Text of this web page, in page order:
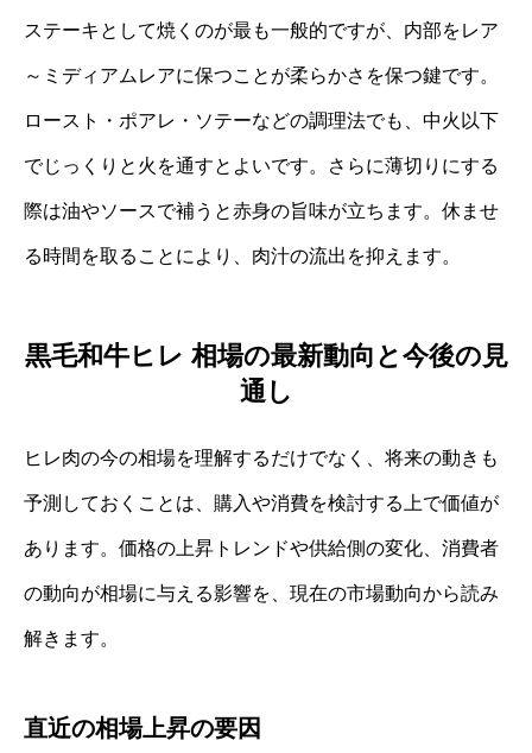
ステーキとして焼くのが最も一般的ですが、内部をレア
～ミディアムレアに保つことが柔らかさを保つ鍵です。
ロースト・ポアレ・ソテーなどの調理法でも、中火以下
でじっくりと火を通すとよいです。さらに薄切りにする
際は油やソースで補うと赤身の旨味が立ちます。休ませ
る時間を取ることにより、肉汁の流出を抑えます。
黒毛和牛ヒレ 相場の最新動向と今後の見
通し
ヒレ肉の今の相場を理解するだけでなく、将来の動きも
予測しておくことは、購入や消費を検討する上で価値が
あります。価格の上昇トレンドや供給側の変化、消費者
の動向が相場に与える影響を、現在の市場動向から読み
解きます。
直近の相場上昇の要因